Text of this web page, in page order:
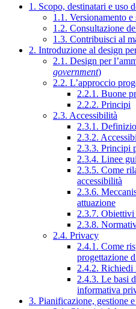
1. Scopo, destinatari e uso
1.1. Versionamento e
1.2. Consultazione
1.3. Contribuisci al
2. Introduzione al design
2.1. Design per
government)
2.2. L’approccio
2.2.1. Buone
2.2.2. Principi
2.3. Accessibilità
2.3.1.
2.3.2.
2.3.3. Principi
2.3.4. Linee
2.3.5. Come
accessibilità
2.3.6.
attuazione
2.3.7. Obiettivi
2.3.8.
2.4. Privacy
2.4.1. Come
progettazione
2.4.2. Richiedi
2.4.3. Le basi
informativa
3. Pianificazione, gestione e